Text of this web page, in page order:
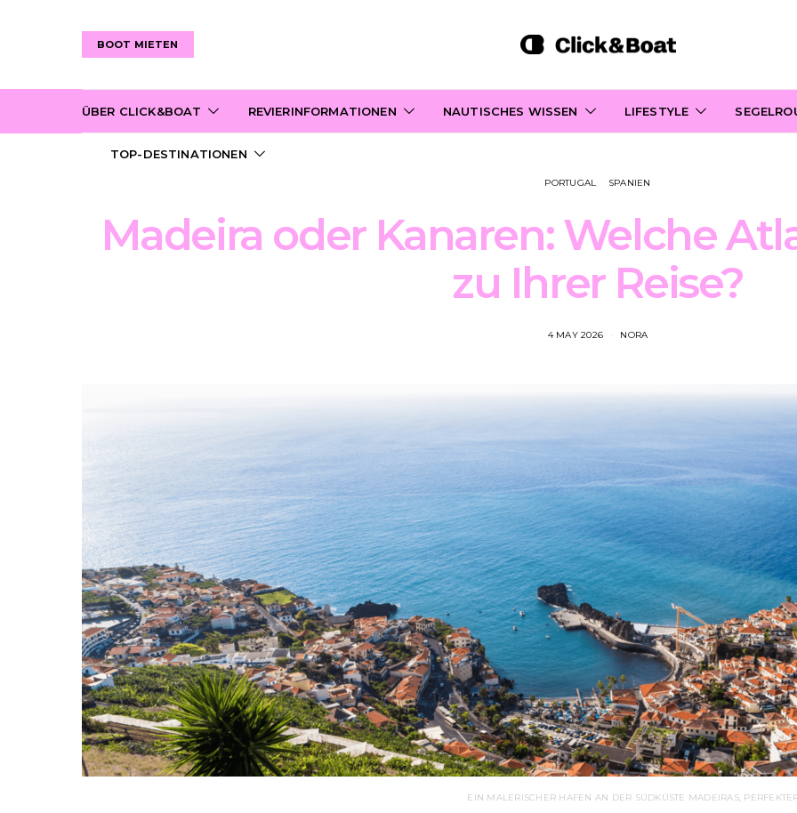
BOOT MIETEN
ÜBER CLICK&BOAT REVIERINFORMATIONEN NAUTISCHES WISSEN LIFESTYLE
TOP-DESTINATIONEN
PORTUGAL SPANIEN
Madeira oder Kanaren: Welche
zu Ihrer Reise?
4 MAY 2026 NORA
EIN MALERISCHER HAFEN AN DER SÜDKÜSTE MADEIRAS,